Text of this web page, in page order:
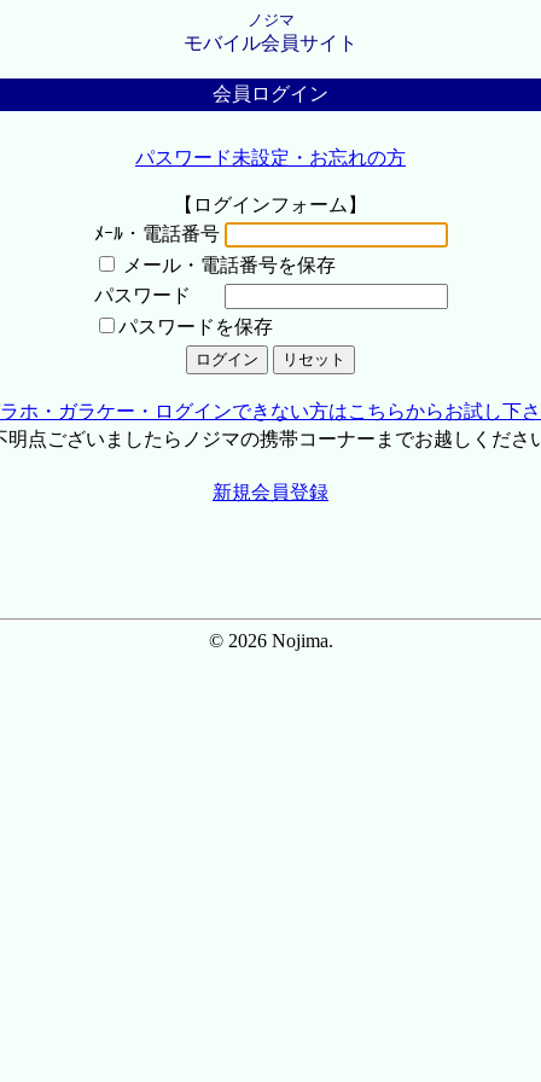
ノジマ
モバイル会員サイト
会員ログイン
パスワード未設定・お忘れの方
【ログインフォーム】
ﾒｰﾙ・電話番号
メール・電話番号を保存
パスワード
パスワードを保存
ホ・ガラケー・ログインできない方はこちらからお試し下
点ございましたらノジマの携帯コーナーまでお越しくださ
新規会員登録
© 2026 Nojima.